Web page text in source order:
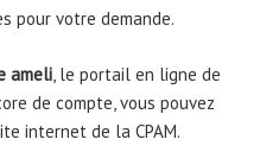
pour votre demande.
ameli, le portail en ligne de
de compte, vous pouvez
internet de la CPAM.